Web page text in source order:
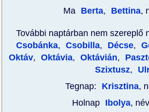
Ma
Berta, Bettina,
További naptárban nem szereplő
Csobánka, Csobilla, Décse,
Oktáv, Oktávia, Oktávián,
Szixtusz,
Tegnap:
Krisztina,
Holnap Ibolya,